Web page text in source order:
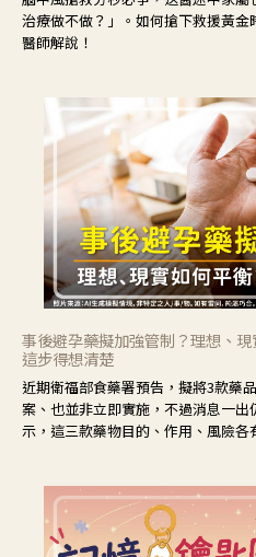
治療做不做？」。如何搶下救援黃
醫師解說！
事後避孕藥擬加強管制？理想、
這步得想清楚
近期衛福部食藥署預告，擬將3款藥
案、也並非立即實施，不過消息一
示，這三款藥物目的、作用、風險